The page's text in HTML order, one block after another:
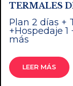
TERMALES
Plan 2 días +
+Hospedaje
más
LEER MÁS